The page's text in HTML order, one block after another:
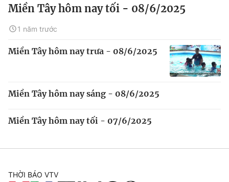
Miền Tây hôm nay tối - 08/6/2025
1 năm trước
Miền Tây hôm nay trưa - 08/6/2025
Miền Tây hôm nay sáng - 08/6/2025
Miền Tây hôm nay tối - 07/6/2025
THỜI BÁO VTV